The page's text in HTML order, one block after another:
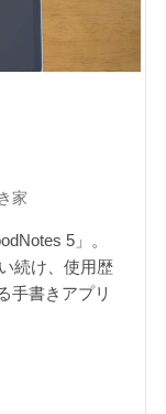
家
5」。
続け、使用歴
手書きアプリ